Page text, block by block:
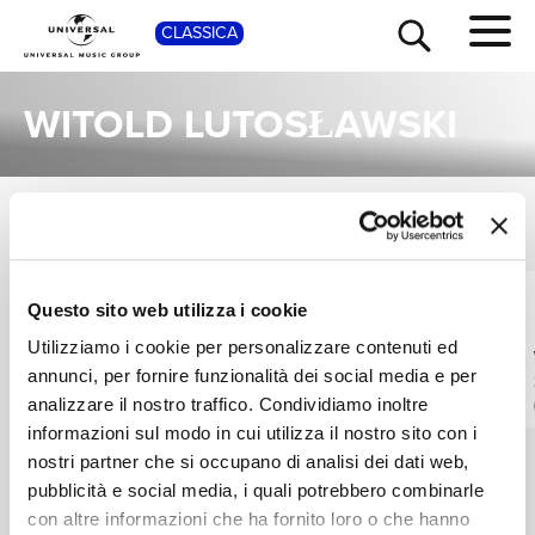
Questo sito web utilizza i cookie
Utilizziamo i cookie per personalizzare contenuti ed
annunci, per fornire funzionalità dei social media e per
analizzare il nostro traffico. Condividiamo inoltre
informazioni sul modo in cui utilizza il nostro sito con i
nostri partner che si occupano di analisi dei dati web,
pubblicità e social media, i quali potrebbero combinarle
con altre informazioni che ha fornito loro o che hanno
CLASSICA
WITOLD LUTOSŁAWSKI
VEDI TUTTI
WITOLD
LUTOSŁAWSKI,
DIETRICH FISCHER-
DIESKAU, BERLINER
PHILHARMONIKER
Lutoslawski:
Symphony No. 3; Les
espaces du sommeil
Digitale
WITOLD
SYMPHONIEORCHESTER
DES BAYERISCHEN
RUNDFUNKS
Lutoslawski: Cello
Concerto; Concerto
For Oboe & Harp;
Dance Preludes
Digitale
SHOP
TOUR
NEWS
RICERCA
CHI SIAMO
CONTATTI